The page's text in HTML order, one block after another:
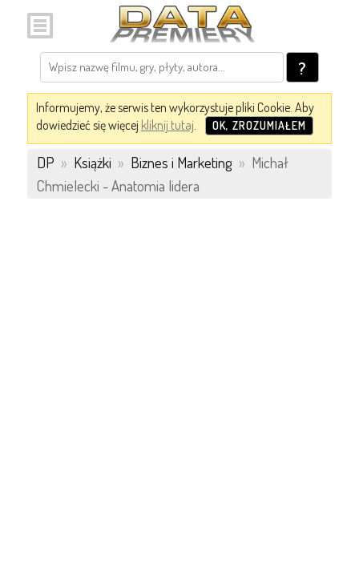
?
Informujemy, że serwis ten wykorzystuje pliki Cookie. Aby
dowiedzieć się więcej kliknij tutaj. OK, ZROZUMIAŁEM
DP » Książki » Biznes i Marketing » Michał
Chmielecki - Anatomia lidera